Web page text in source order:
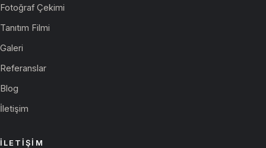
Fotoğraf Çekimi
Tanıtım Filmi
Galeri
Referanslar
Blog
İletişim
İLETIŞIM